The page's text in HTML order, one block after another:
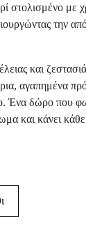
στολισμένο με
την
και
αγαπημένα
Ένα δώρο που
και κάνει